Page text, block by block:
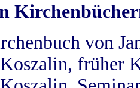
von
früher